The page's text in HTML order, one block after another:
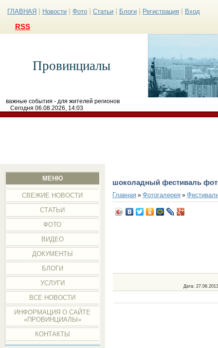
ГЛАВНАЯ Новости Фото Статьи Блоги Регистрация Вход
RSS
Провинциалы
важные события - для жителей регионов
Сегодня 06.08.2026, 14:03
МЕНЮ
СВЕЖИЕ НОВОСТИ
СТАТЬИ
ФОТО
ВИДЕО
ДОКУМЕНТЫ
БЛОГИ
УСЛУГИ
ВСЕ НОВОСТИ
ИНФОРМАЦИЯ О САЙТЕ
«ПРОВИНЦИАЛЫ»
КОНТАКТЫ
шоколадный фестиваль
Главная» Фотогалерея»
Дата: